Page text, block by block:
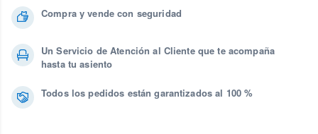
Compra y vende con seguridad
Un Servicio de Atención al Cliente que te acompaña
hasta tu asiento
Todos los pedidos están garantizados al 100 %